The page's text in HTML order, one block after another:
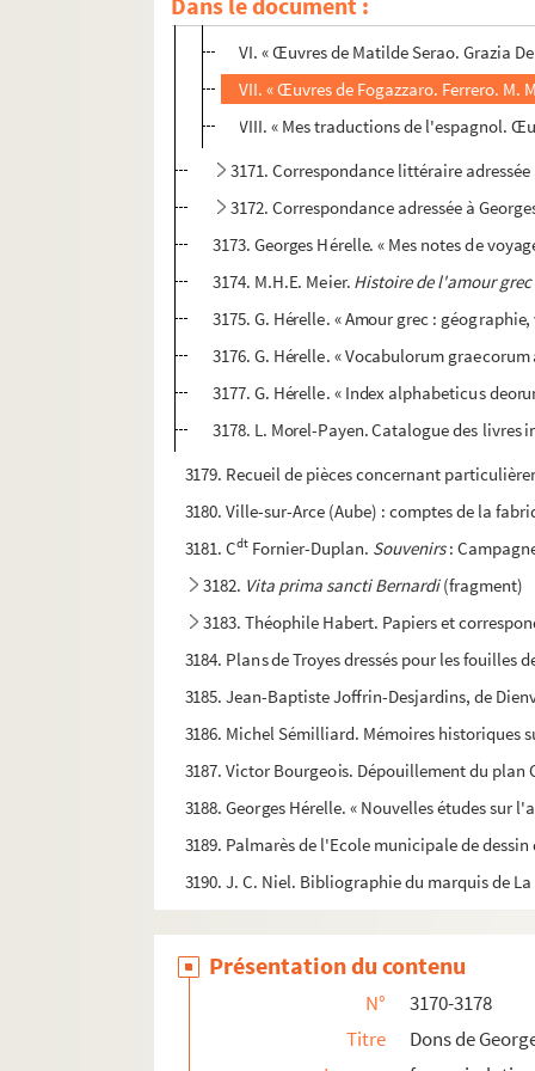
IV-V. « Œuvres de Gabriele D'Annunzio »
VI. « Œuvres de Matilde Serao. Grazia
VII. « Œuvres de Fogazzaro. Ferrero.
VIII. « Mes traductions de l'espagnol.
3171. Correspondance littéraire
3172. Correspondance adressée à
3173. Georges Hérelle. « Mes notes de
3174. M.H.E. Meier. Histoire de l'amour
3175. G. Hérelle. « Amour grec :
3176. G. Hérelle. « Vocabulorum
3177. G. Hérelle. « Index alphabeticus
3178. L. Morel-Payen. Catalogue des
3179. Recueil de pièces concernant
3180. Ville-sur-Arce (Aube) : comptes de la
3181. Cdt Fornier-Duplan. Souvenirs:
3182. Vita prima sancti Bernardi(fragment)
3183. Théophile Habert. Papiers et
3184. Plans de Troyes dressés pour les fouilles
3185. Jean-Baptiste Joffrin-Desjardins, de
3186. Michel Sémilliard. Mémoires historiques
3187. Victor Bourgeois. Dépouillement du plan
3188. Georges Hérelle. « Nouvelles études sur
3189. Palmarès de l'Ecole municipale de dessin
3190. J. C. Niel. Bibliographie du marquis de
3192. Recueil de motets copiés par Antoine
3193. Abbé Fournerat. Chœurs de « Sainte
3194. Jacques Raguier, évêque de Troyes.
Présentation du contenu
N°
3170-3178
Titre
Dons de